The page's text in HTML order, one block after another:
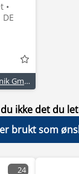
•
Tiemann Landtechnik GmbH & Co.
ikke det du
brukt som
24